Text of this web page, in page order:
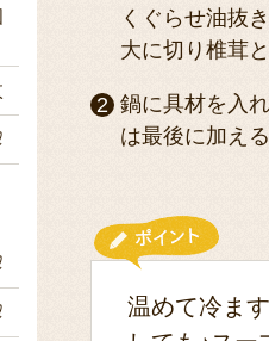
くぐらせ油抜
大に切り椎茸
鍋に具材を入
は最後に加える
温めて冷ま